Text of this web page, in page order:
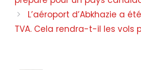
L’aéroport d’Abkhazie a
TVA. Cela rendra-t-il les vols